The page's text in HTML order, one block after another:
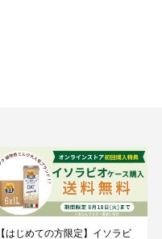
【はじめての方限定】イソラビ